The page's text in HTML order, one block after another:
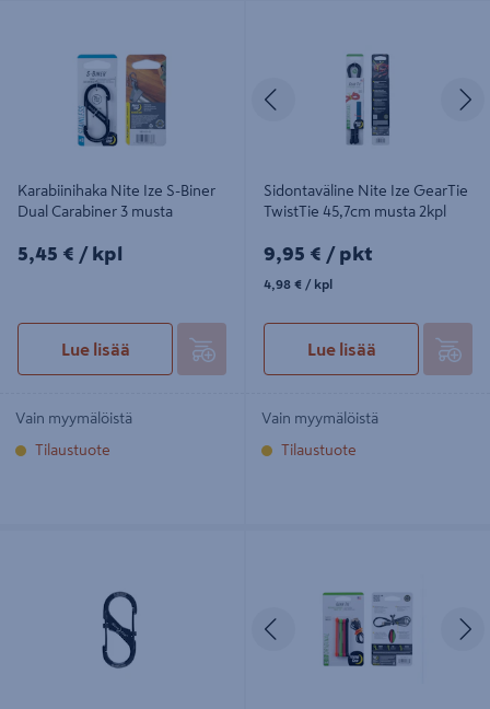
Karabiinihaka Nite Ize S-Biner
Dual Carabiner 3 musta
5,45€/kpl
5,45 € / kpl
Lue lisää
Vain myymälöistä
Tilaustuote
Edellinen
Sidontaväline Nite Ize GearTie
TwistTie 45,7cm musta 2kpl
9,95€/pkt
9,95 € / pkt
4,98€/kpl
4,98 € / kpl
Lue lisää
Vain myymälöistä
Tilaustuote
Edellinen